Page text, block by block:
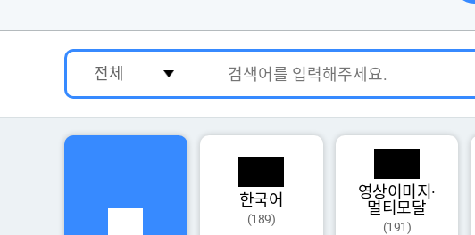
한국어
(189)
영상이미지·
멀티모달
(191)